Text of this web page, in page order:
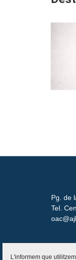
Pg. de
Tel.
L'informem que